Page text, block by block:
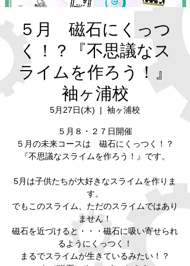
５月 磁石にくっつ
く！？『不思議なス
ライムを作ろう！』
袖ヶ浦校
5月27日(木)
  |
袖ヶ浦校
５月８・２７日開催
５月の未来コースは 磁石にくっつく！？
『不思議なスライムを作ろう！』です。
5月は子供たちが大好きなスライムを作りま
す。
でもこのスライム、ただのスライムではあり
ません！
磁石を近づけると・・・磁石に吸い寄せられ
るようにくっつく！
まるでスライムが生きているみたい！？